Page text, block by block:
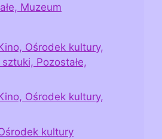
Muzeum
Ośrodek kultury,
Pozostałe,
Ośrodek kultury,
kultury